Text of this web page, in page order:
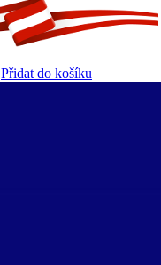
Přidat do košíku